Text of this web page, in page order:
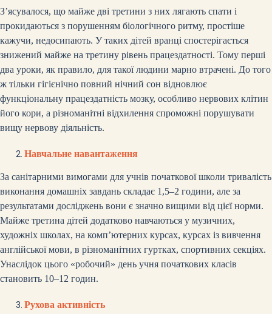
З’ясувалося, що майже дві третини з них лягають спати і
прокидаються з порушенням біологічного ритму, простіше
кажучи, недосипають. У таких дітей вранці спостерігається
знижений майже на третину рівень працездатності. Тому перші
два уроки, як правило, для такої людини марно втрачені. До того
ж тільки гігієнічно повний нічний сон відновлює
функціональну працездатність мозку, особливо нервових клітин
його кори, а різноманітні відхилення спроможні порушувати
вищу нервову діяльність.
Навчальне навантаження
За санітарними вимогами для учнів початкової школи тривалість
виконання домашніх завдань складає 1,5–2 години, але за
результатами досліджень вони є значно вищими від цієї норми.
Майже третина дітей додатково навчаються у музичних,
художніх школах, на комп’ютерних курсах, курсах із вивчення
англійської мови, в різноманітних гуртках, спортивних секціях.
Унаслідок цього «робочий» день учня початкових класів
становить 10–12 годин.
Рухова активність